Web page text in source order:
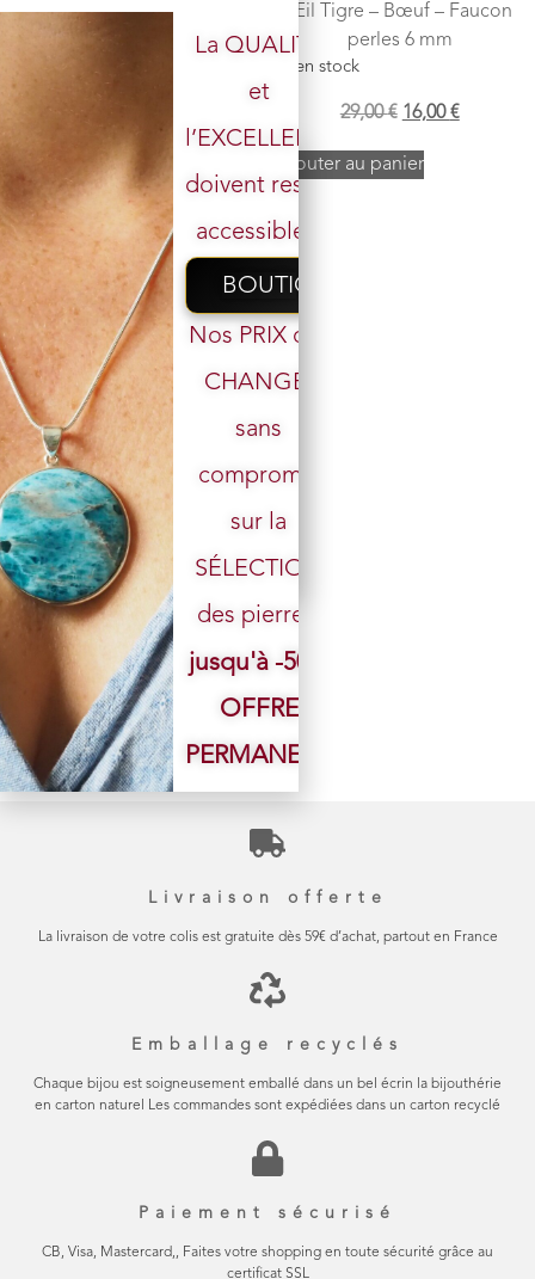
Œil Tigre – Bœuf – Faucon
Ajouter au panier
Œil Tigre – Bœuf – Faucon
perles 6 mm
20 en stock
29,00€ 16,00€
Ajouter au panier
Bracelet Œil de Faucon perles
6 mm
8 en stock
34,00€ 21,00
Ajouter au panier
Livraison offerte
La livraison de votre colis est gratuite dès 59€ d’achat, partout en France
Emballage recyclés
Chaque bijou est soigneusement emballé dans un bel écrin la bijouthérie
en carton naturel Les commandes sont expédiées dans un carton recyclé
Paiement sécurisé
CB, Visa, Mastercard,, Faites votre shopping en toute sécurité grâce au
certificat SSL
Votre email
La QUALITÉ
et
l’EXCELLENCE
doivent rester
accessibles.
BOUTIQUE
Nos PRIX ont
CHANGÉ,
sans
compromis
sur la
SÉLECTION
des pierres.
jusqu'à -50%
OFFRE
PERMANENTE